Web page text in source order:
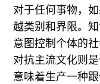
对于任何事物，
越类别和界限。
意图控制个体的
对抗主流文化则
意味着生产一种